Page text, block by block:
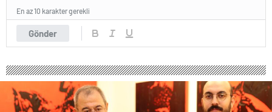
Gönder
En az 10 karakter gerekli